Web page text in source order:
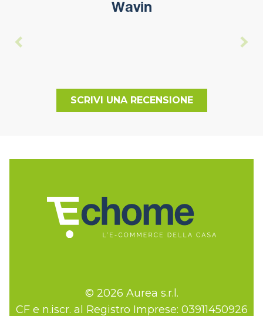
Wavin
SCRIVI UNA RECENSIONE
© 2026 Aurea s.r.l.
CF e n.iscr. al Registro Imprese: 03911450926